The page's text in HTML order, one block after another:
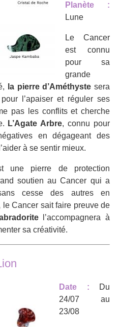
Planète :
Lune
Le Cancer
est connu
pour sa
grande
la pierre d’Améthyste sera
l’apaiser et réguler ses
pas les conflits et cherche
L’Agate Arbre, connu pour
en dégageant des
à se sentir mieux.
une pierre de protection
soutien au Cancer qui a
cesse des autres en
le Cancer sait faire preuve de
l’accompagnera à
sa créativité.
Date :
Du
24/07 au
23/08